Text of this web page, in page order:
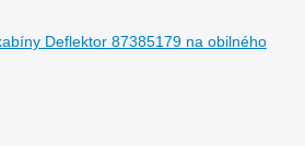
Deflektor 87385179 na obilného